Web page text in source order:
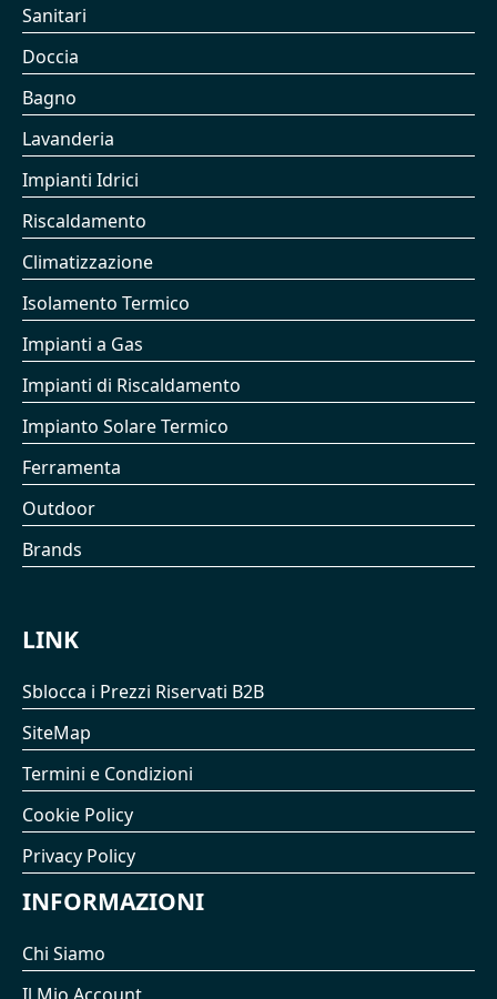
Sanitari
Doccia
Bagno
Lavanderia
Impianti Idrici
Riscaldamento
Climatizzazione
Isolamento Termico
Impianti a Gas
Impianti di Riscaldamento
Impianto Solare Termico
Ferramenta
Outdoor
Brands
LINK
Sblocca i Prezzi Riservati B2B
SiteMap
Termini e Condizioni
Cookie Policy
Privacy Policy
INFORMAZIONI
Chi Siamo